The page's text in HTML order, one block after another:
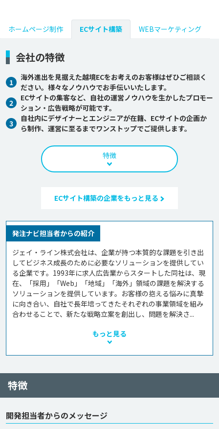
ホームページ制作 ECサイト構築 WEBマーケティング
会社の特徴
1
海外進出を見据えた越境ECをお考えのお客様はぜひご相談く
ださい。様々なノウハウでお手伝いいたします。
2
ECサイトの集客など、自社の運営ノウハウを生かしたプロモー
ション・広告戦略が可能です。
3
自社内にデザイナーとエンジニアが在籍、ECサイトの企画か
ら制作、運営に至るまでワンストップでご提供します。
特徴
ECサイト構築の企業をもっと見る
発注ナビ担当者からの紹介
ジェイ・ライン株式会社は、企業が持つ本質的な課題を引き出
してビジネス成長のために必要なソリューションを提供してい
る企業です。1993年に求人広告業からスタートした同社は、現
在、「採用」「Web」「地域」「海外」領域の課題を解決する
ソリューションを提供しています。お客様の抱える悩みに真摯
に向き合い、自社で長年培ってきたそれぞれの事業領域を組み
合わせることで、新たな戦略立案を創出し、問題を解決さ...
もっと見る
特徴
開発担当者からのメッセージ